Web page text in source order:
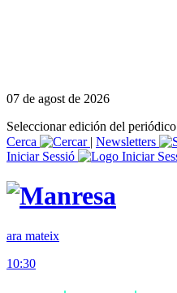
07 de agost de 2026
Seleccionar edición del periódico
Cerca
| Newsletters
Iniciar Sessió
ara mateix
10:30